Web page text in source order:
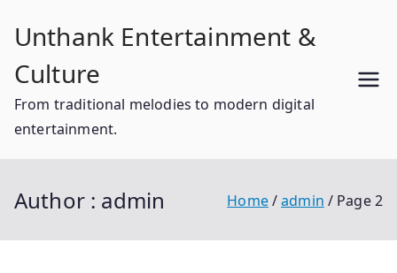
content
Unthank Entertainment &
Culture
From traditional melodies to modern digital
entertainment.
Author : admin Home admin Page 2